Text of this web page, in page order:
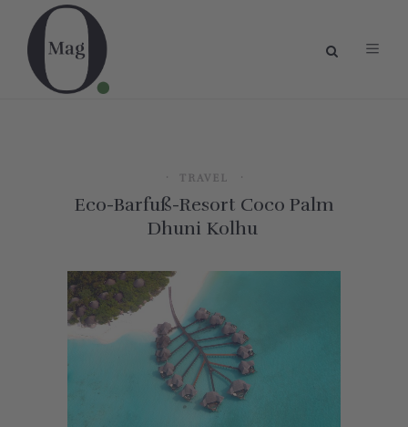
TRAVEL
Eco-Barfuß-Resort Coco Palm
Dhuni Kolhu